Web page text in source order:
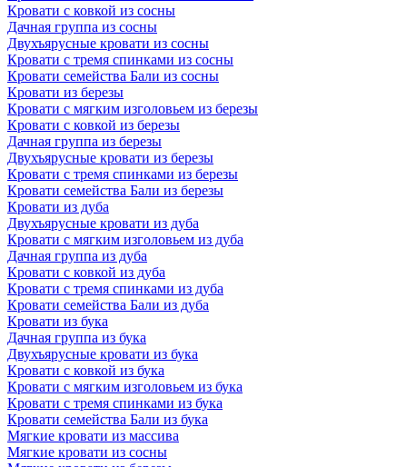
Кровати с ковкой из сосны
Дачная группа из сосны
Двухъярусные кровати из сосны
Кровати с тремя спинками из сосны
Кровати семейства Бали из сосны
Кровати из березы
Кровати с мягким изголовьем из березы
Кровати с ковкой из березы
Дачная группа из березы
Двухъярусные кровати из березы
Кровати с тремя спинками из березы
Кровати семейства Бали из березы
Кровати из дуба
Двухъярусные кровати из дуба
Кровати с мягким изголовьем из дуба
Дачная группа из дуба
Кровати с ковкой из дуба
Кровати с тремя спинками из дуба
Кровати семейства Бали из дуба
Кровати из бука
Дачная группа из бука
Двухъярусные кровати из бука
Кровати с ковкой из бука
Кровати с мягким изголовьем из бука
Кровати с тремя спинками из бука
Кровати семейства Бали из бука
Мягкие кровати из массива
Мягкие кровати из сосны